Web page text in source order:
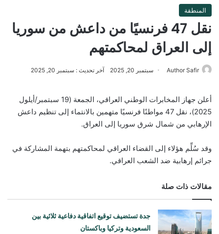
المنطقة
نقل 47 فرنسيًا من داعش من سوريا
إلى العراق لمحاكمتهم
Author Safir سبتمبر 20, 2025 آخر تحديث : سبتمبر 20, 2025
أعلن جهاز المخابرات الوطني العراقي، الجمعة (19 سبتمبر/أيلول
2025)، نقل 47 مواطنًا فرنسيًا متهمين بالانتماء إلى تنظيم داعش
الإرهابي من شمال شرق سوريا إلى العراق.
وقد سُلِّم هؤلاء إلى القضاء العراقي لمحاكمتهم بتهمة المشاركة في
جرائم إرهابية ضد الشعب العراقي.
مقالات ذات صلة
جدة تستضيف توقيع اتفاقية دفاعية ثلاثية بين
السعودية وتركيا وباكستان